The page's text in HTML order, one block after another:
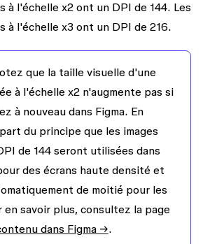
à l'échelle x2 ont un DPI de 144. Les
à l'échelle x3 ont un DPI de 216.
que la taille visuelle d'une
à l'échelle x2 n'augmente pas si
à nouveau dans Figma. En
du principe que les images
de 144 seront utilisées dans
des écrans haute densité et
de moitié pour les
en savoir plus, consultez la page
dans Figma →.